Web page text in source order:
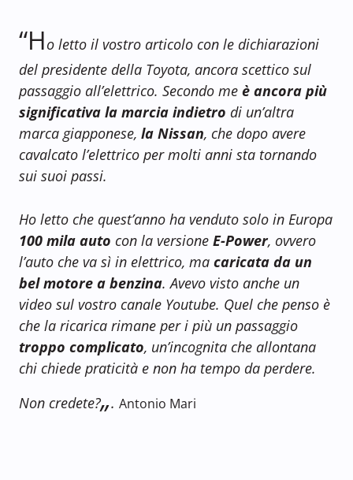
“Ho letto il vostro articolo con le dichiarazioni
del presidente della Toyota, ancora scettico sul
passaggio all’elettrico. Secondo me è ancora più
significativa la marcia indietro di un’altra
marca giapponese, la Nissan, che dopo avere
cavalcato l’elettrico per molti anni sta tornando
sui suoi passi.
Ho letto che quest’anno ha venduto solo in Europa
100 mila auto con la versione E-Power, ovvero
l’auto che va sì in elettrico, ma caricata da un
bel motore a benzina. Avevo visto anche un
video sul vostro canale Youtube. Quel che penso è
che la ricarica rimane per i più un passaggio
troppo complicato, un’incognita che allontana
chi chiede praticità e non ha tempo da perdere.
Non credete?„. Antonio Mari